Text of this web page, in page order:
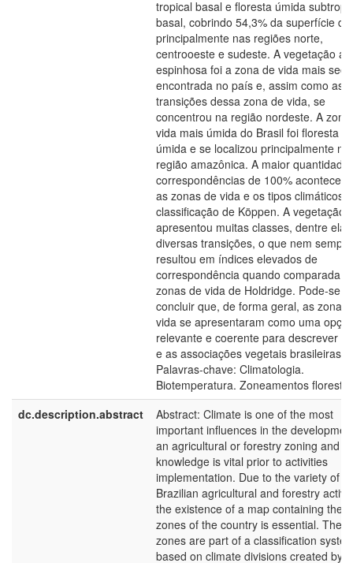
tropical basal e floresta úmida
basal, cobrindo 54,3% da superfície
principalmente nas regiões norte,
centrooeste e sudeste. A vegetação
espinhosa foi a zona de vida mais seca
encontrada no país e, assim como as
transições dessa zona de vida, se
concentrou na região nordeste. A
vida mais úmida do Brasil foi floresta
úmida e se localizou principalmente na
região amazônica. A maior quantidade
correspondências de 100% aconteceu
as zonas de vida e os tipos climáticos
classificação de Köppen. A vegetação
apresentou muitas classes, dentre elas
diversas transições, o que nem sempre
resultou em índices elevados de
correspondência quando comparada
zonas de vida de Holdridge. Pode-se
concluir que, de forma geral, as zonas
vida se apresentaram como uma
relevante e coerente para descrever o
e as associações vegetais brasileiras.
Palavras-chave: Climatologia.
Biotemperatura. Zoneamentos
dc.description.abstract
Abstract: Climate is one of the most
important influences in the
an agricultural or forestry zoning and its
knowledge is vital prior to activities
implementation. Due to the variety of
Brazilian agricultural and forestry
the existence of a map containing the
zones of the country is essential.
zones are part of a classification
based on climate divisions created by